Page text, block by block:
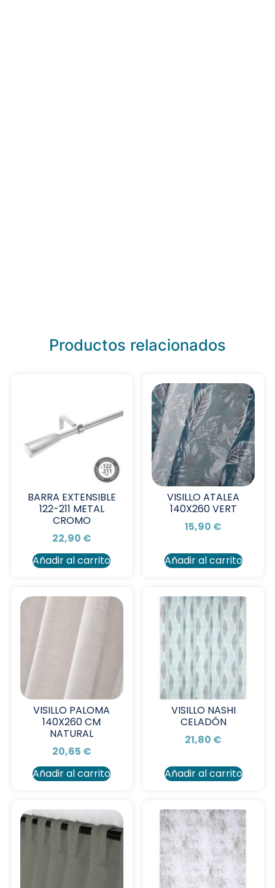
Productos relacionados
BARRA EXTENSIBLE
122-211 METAL
CROMO
22,90 €
Añadir al carrito
VISILLO ATALEA
140X260 VERT
15,90 €
Añadir al carrito
VISILLO PALOMA
140X260 CM
NATURAL
20,65 €
Añadir al carrito
VISILLO NASHI
CELADÓN
21,80 €
Añadir al carrito